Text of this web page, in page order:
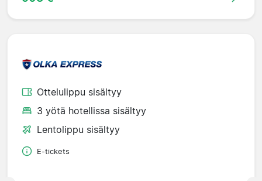
Ottelulippu sisältyy
3 yötä hotellissa sisältyy
Lentolippu sisältyy
E-tickets